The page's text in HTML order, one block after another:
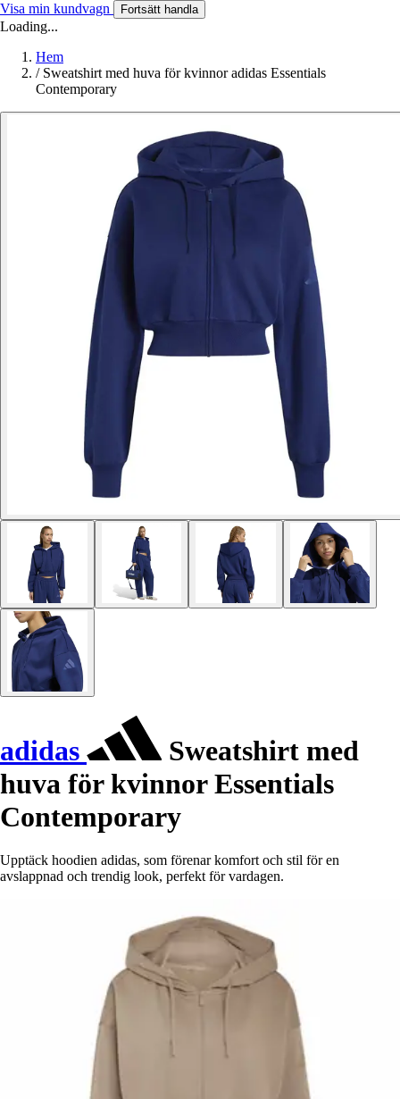
Visa min kundvagn Fortsätt handla
Loading...
Hem
/ Sweatshirt med huva för kvinnor adidas Essentials
Contemporary
adidas
Sweatshirt med
huva för kvinnor Essentials
Contemporary
Upptäck hoodien adidas, som förenar komfort och stil för en
avslappnad och trendig look, perfekt för vardagen.